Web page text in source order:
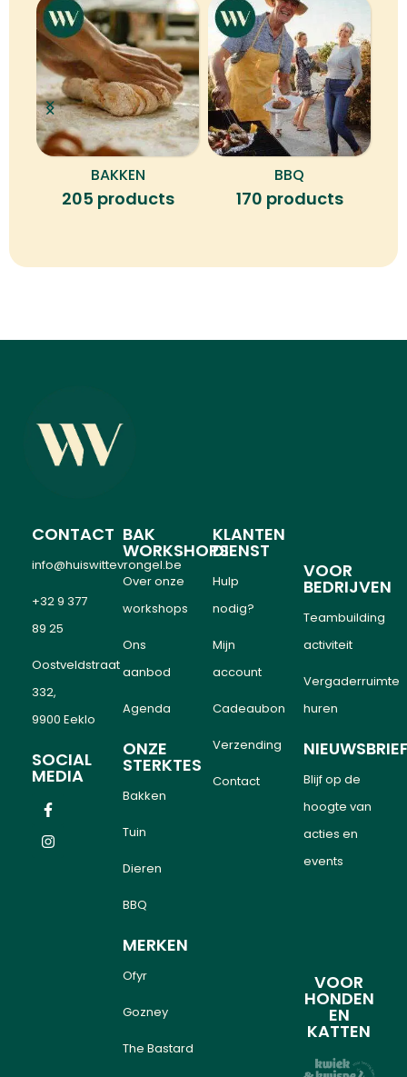
BAKKEN
205 products
BBQ
170 products
CONTACT
info@huiswittevrongel.be
+32 9 377
89 25
Oostveldstraat
332,
9900 Eeklo
SOCIAL
MEDIA
BAK
WORKSHOPS
Over onze
workshops
Ons
aanbod
Agenda
ONZE
STERKTES
Bakken
Tuin
Dieren
BBQ
MERKEN
Ofyr
Gozney
The Bastard
KLANTEN
DIENST
Hulp
nodig?
Mijn
account
Cadeaubon
Verzending
Contact
VOOR
BEDRIJVEN
Teambuilding
activiteit
Vergaderruimte
huren
Blijf op de
hoogte van
acties en
events
VOOR
HONDEN
EN
KATTEN